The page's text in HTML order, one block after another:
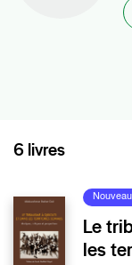
6 livres
Le
les